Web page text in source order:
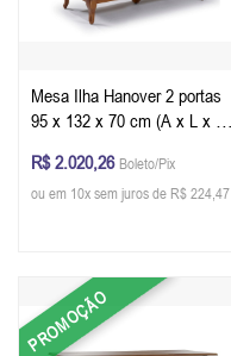
Mesa Ilha Hanover 2 portas
95 x 132 x 70 cm (A x L x P)
Glazer
R$ 2.020,26 Boleto/Pix
ou em 10x sem juros de R$ 224,47
PROMOÇÃO